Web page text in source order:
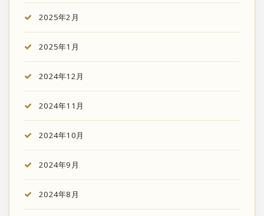
2025年2月
2025年1月
2024年12月
2024年11月
2024年10月
2024年9月
2024年8月